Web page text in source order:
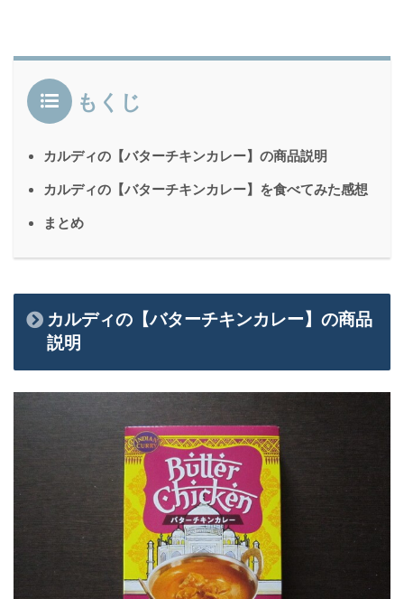
もくじ
カルディの【バターチキンカレー】の商品説明
カルディの【バターチキンカレー】を食べてみた感想
まとめ
カルディの【バターチキンカレー】の商品
説明